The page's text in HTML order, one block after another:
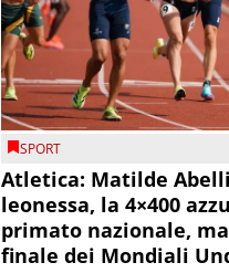
SPORT
Atletica: Matilde
leonessa, la 4×400
primato nazionale,
finale dei Mondiali